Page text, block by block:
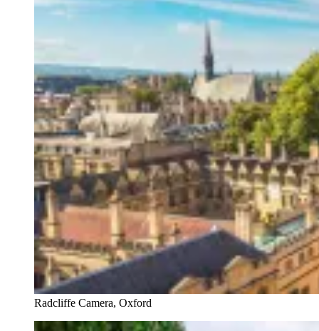
Radcliffe Camera, Oxford